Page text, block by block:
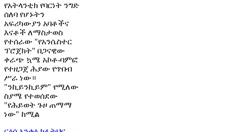
የአትላንቲክ የባርነት ንግድ
ሰለባ የሆኑትን
አፍሪካውያን አባቶችና
እናቶች ለማስታወስ
የተሰራው "የአንሴስተር
ፕሮጀክት" በጋናዊው
ቀራጭ ኳሜ አኮቶ-ባምፎ
የተዘጋጀ ሕያው የጥበብ
ሥራ ነው።
"ንኪይንኪይም" የሚለው
ስያሜ የተወሰደው
"የሕይወት ጉዞ ጠማማ
ነው" ከሚል